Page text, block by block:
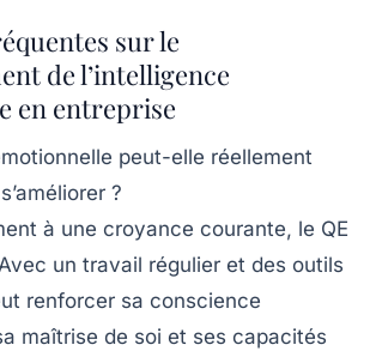
sur le
de l’intelligence
en entreprise
peut-elle réellement
?
à une croyance courante, le QE
un travail régulier et des outils
renforcer sa conscience
maîtrise de soi et ses capacités